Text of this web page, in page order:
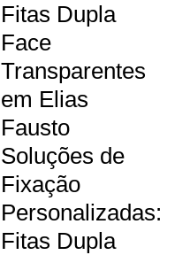
Fitas Dupla
Face
Transparentes
em Elias
Fausto
Soluções de
Fixação
Personalizadas:
Fitas Dupla